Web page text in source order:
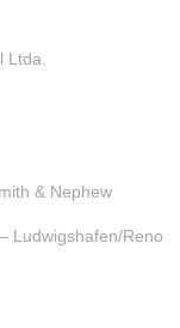
& Nephew
Ludwigshafen/Reno